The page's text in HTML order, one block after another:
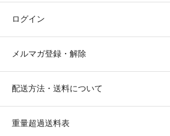
ログイン
メルマガ登録・解除
配送方法・送料について
重量超過送料表